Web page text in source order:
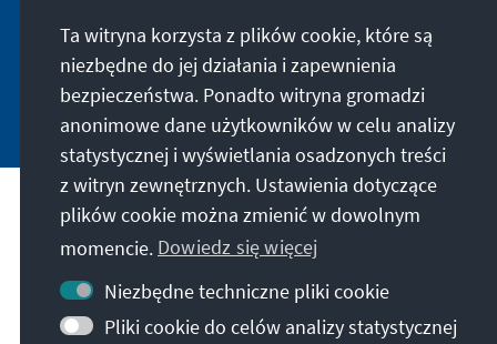
auf dem Laufenden.
Jetzt abonnieren
Nasza misja
Kontakt
Ta witryna korzysta z plików cookie, które są
niezbędne do jej działania i zapewnienia
bezpieczeństwa. Ponadto witryna gromadzi
anonimowe dane użytkowników w celu analizy
statystycznej i wyświetlania osadzonych treści
z witryn zewnętrznych. Ustawienia dotyczące
plików cookie można zmienić w dowolnym
momencie. Dowiedz się więcej
Niezbędne techniczne pliki cookie
Pliki cookie do celów analizy statystycznej